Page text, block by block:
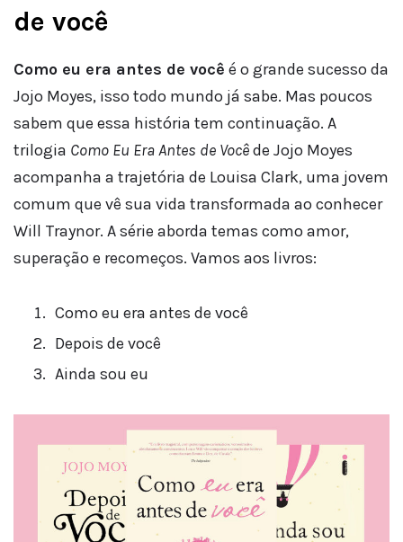
de você
Como eu era antes de você é o grande sucesso da
Jojo Moyes, isso todo mundo já sabe. Mas poucos
sabem que essa história tem continuação. A
trilogia Como Eu Era Antes de Vocêde Jojo Moyes
acompanha a trajetória de Louisa Clark, uma jovem
comum que vê sua vida transformada ao conhecer
Will Traynor. A série aborda temas como amor,
superação e recomeços. Vamos aos livros:
Como eu era antes de você
Depois de você
Ainda sou eu